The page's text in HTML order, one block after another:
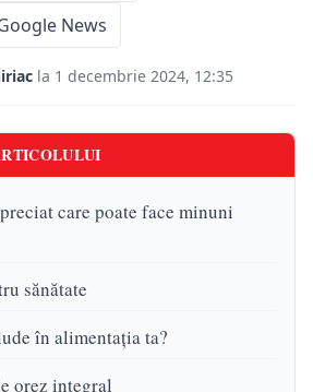
News
la 1 decembrie 2024, 12:35
care poate face minuni
sănătate
în alimentația ta?
orez integral